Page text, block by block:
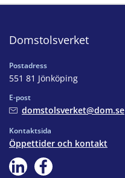
Domstolsverket
Postadress
551 81 Jönköping
E-post
domstolsverket@dom.se
Kontaktsida
Öppettider och kontakt